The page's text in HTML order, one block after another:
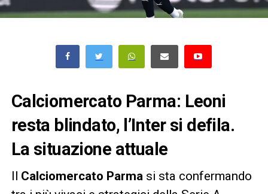
Calciomercato Parma: Leoni
resta blindato, l’Inter si defila.
La situazione attuale
Il Calciomercato Parma si sta confermando